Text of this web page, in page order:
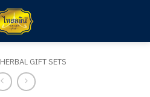
HERBAL GIFT SETS